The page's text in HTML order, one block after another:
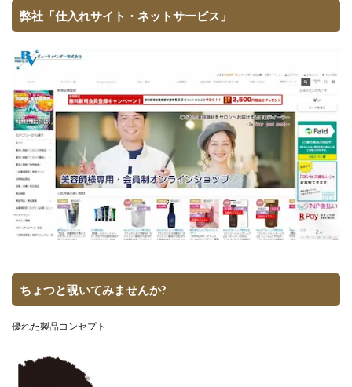
弊社「仕入れサイト・ネットサービス」
ちょつと覗いてみませんか?
優れた製品コンセプト